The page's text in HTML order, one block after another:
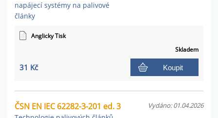
napájecí systémy na palivové
články
Anglicky Tisk
Skladem
31 Kč Koupit
ČSN EN IEC 62282-3-201 ed. 3 Vydáno: 01.04.2026